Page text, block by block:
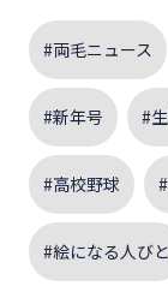
#両毛ニュース
#新年号 #
#高校野球
#絵になる人びと